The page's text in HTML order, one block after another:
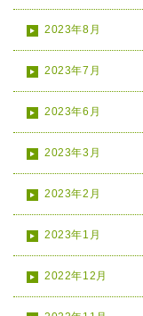
2023年8月
2023年7月
2023年6月
2023年3月
2023年2月
2023年1月
2022年12月